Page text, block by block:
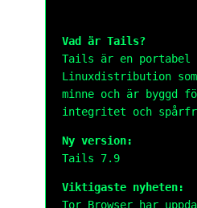
Vad är Tails?
Tails är en portabel
Linuxdistribution
minne och är byggd
integritet och
Ny version:
Tails 7.9
Viktigaste nyheten:
Tor Browser har